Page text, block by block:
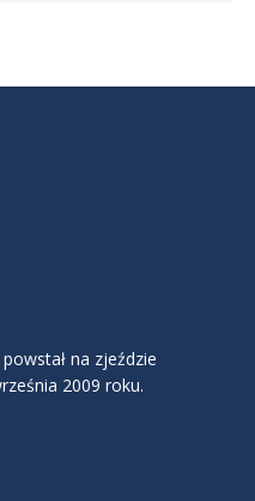
na zjeździe
2009 roku.